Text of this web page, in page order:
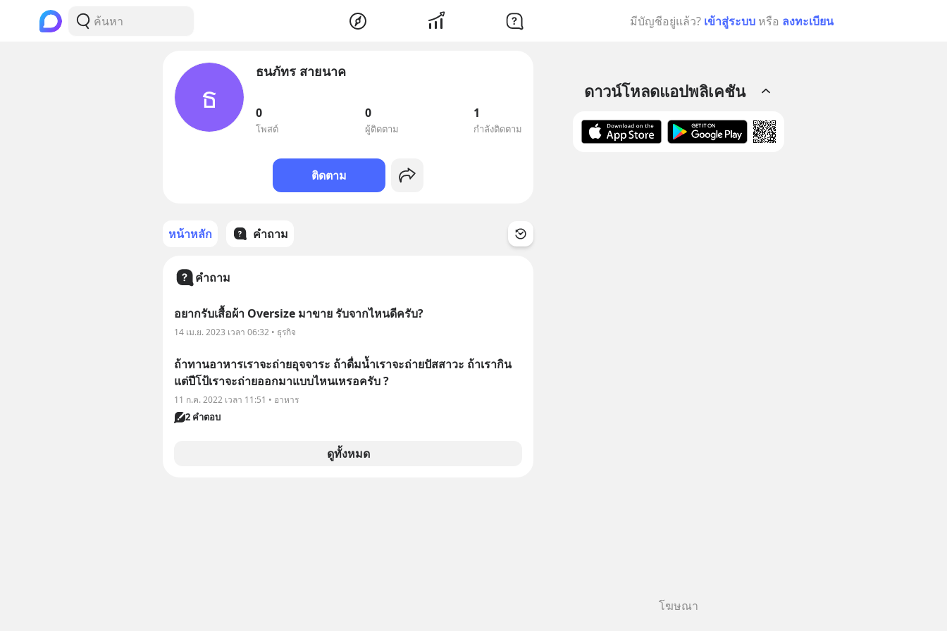
มีบัญชีอยู่แล้ว? เข้าสู่ระบบ หรือ ลงทะเบียน
ธ
ธนภัทร สายนาค
0
โพสต์
0
ผู้ติดตาม
1
กำลังติดตาม
ติดตาม
หน้าหลัก คำถาม
คำถาม
อยากรับเสื้อผ้า Oversize มาขาย รับจากไหนดีครับ?
14 เม.ย. 2023 เวลา 06:32 • ธุรกิจ
ถ้าทานอาหารเราจะถ่ายอุจจาระ ถ้าดื่มน้ำเราจะถ่ายปัสสาวะ ถ้าเรากิน
แต่ปีโป้เราจะถ่ายออกมาแบบไหนเหรอครับ ?
11 ก.ค. 2022 เวลา 11:51 • อาหาร
2 คำตอบ
ดูทั้งหมด
ดาวน์โหลดแอปพลิเคชัน
โฆษณา